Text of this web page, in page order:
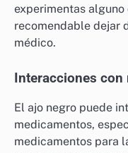
experimentas alguno
recomendable dejar
médico.
Interacciones
El ajo negro puede
medicamentos,
medicamentos para